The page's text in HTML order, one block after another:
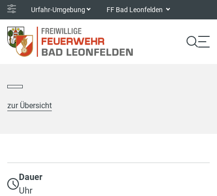
Urfahr-Umgebung FF Bad Leonfelden
zur Übersicht
Dauer
Uhr